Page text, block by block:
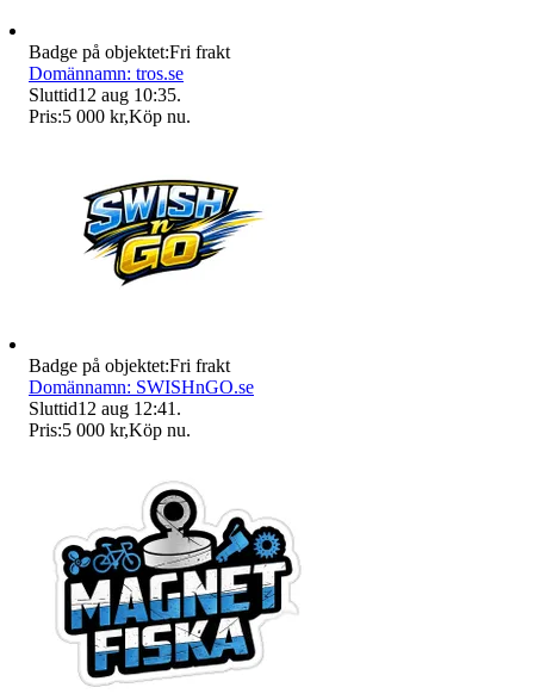
Badge på objektet:Fri frakt
Domännamn: tros.se
Sluttid12 aug 10:35.
Pris:5 000 kr,Köp nu.
Badge på objektet:Fri frakt
Domännamn: SWISHnGO.se
Sluttid12 aug 12:41 .
Pris:5 000 kr,Köp nu.